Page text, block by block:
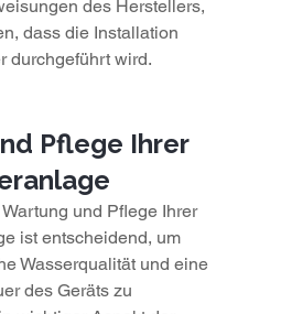
des Herstellers,
dass die Installation
durchgeführt wird.
Pflege Ihrer
und Pflege Ihrer
ist entscheidend, um
Wasserqualität und eine
des Geräts zu